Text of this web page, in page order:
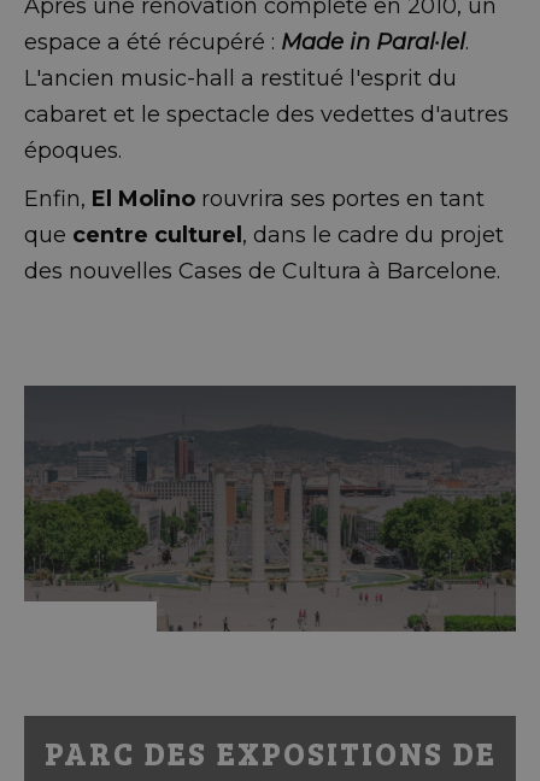
Après une rénovation complète en 2010, un
espace a été récupéré : Made in Paral·lel.
L'ancien music-hall a restitué l'esprit du
cabaret et le spectacle des vedettes d'autres
époques.
Enfin, El Molino rouvrira ses portes en tant
que centre culturel , dans le cadre du projet
des nouvelles Cases de Cultura à Barcelone.
PARC DES EXPOSITIONS DE